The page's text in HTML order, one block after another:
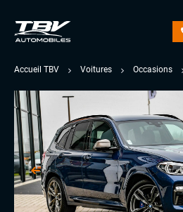
Accueil TBV Voitures Occasions